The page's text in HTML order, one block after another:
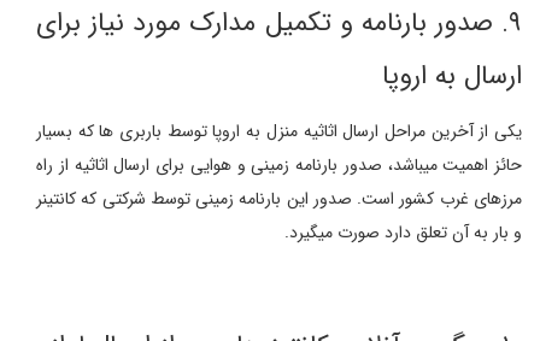
۹. صدور بارنامه و تکمیل مدارک مورد نیاز برای
ارسال به اروپا
یکی از آخرین مراحل ارسال اثاثیه منزل به اروپا توسط باربری ها که بسیار
حائز اهمیت میباشد، صدور بارنامه زمینی و هوایی برای ارسال اثاثیه از راه
مرزهای غرب کشور است. صدور این بارنامه زمینی توسط شرکتی که کانتینر
و بار به آن تعلق دارد صورت میگیرد.